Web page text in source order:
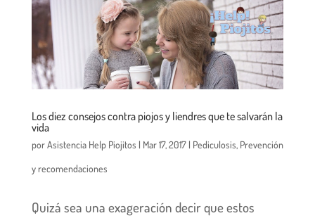
Los diez consejos contra piojos y liendres que te salvarán la
vida
porAsistencia Help Piojitos | Mar 17, 2017| Pediculosis, Prevención
y recomendaciones
Quizá sea una exageración decir que estos